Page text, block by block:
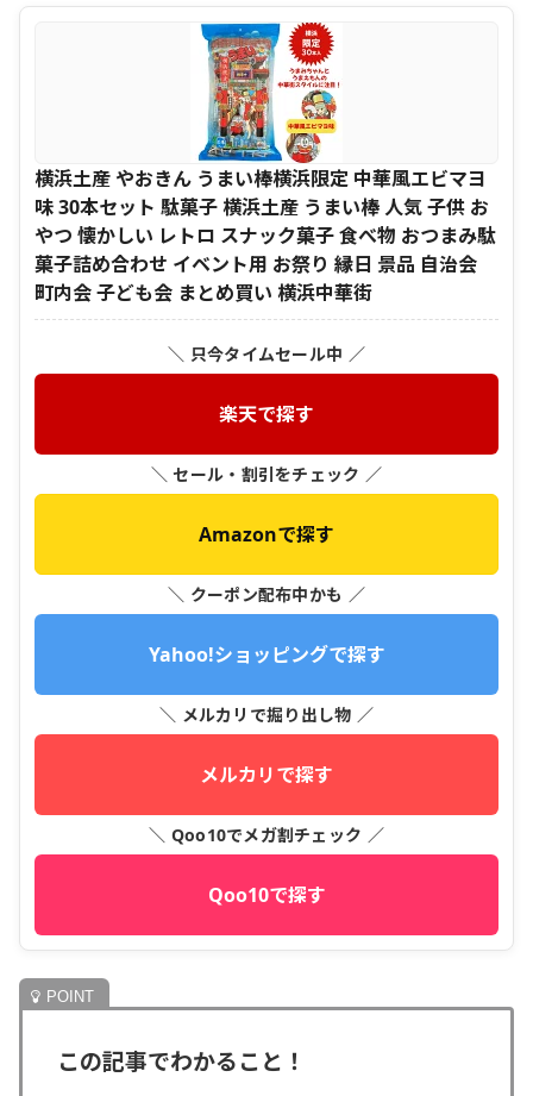
横浜土産 やおきん うまい棒横浜限定 中華風エビマヨ
味 30本セット 駄菓子 横浜土産 うまい棒 人気 子供 お
やつ 懐かしい レトロ スナック菓子 食べ物 おつまみ駄
菓子詰め合わせ イベント用 お祭り 縁日 景品 自治会
町内会 子ども会 まとめ買い 横浜中華街
＼ 只今タイムセール中 ／
楽天で探す
＼ セール・割引をチェック ／
Amazonで探す
＼ クーポン配布中かも ／
Yahoo!ショッピングで探す
＼ メルカリで掘り出し物 ／
メルカリで探す
＼ Qoo10でメガ割チェック ／
Qoo10で探す
この記事でわかること！